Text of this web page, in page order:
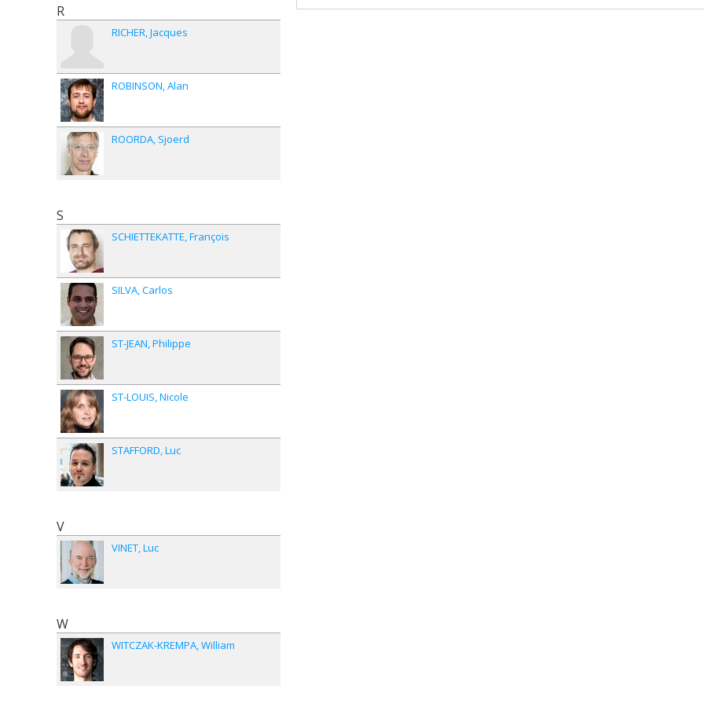
R
RICHER Jacques
ROBINSON Alan
ROORDA Sjoerd
S
SCHIETTEKATTE François
SILVA Carlos
ST-JEAN Philippe
ST-LOUIS Nicole
STAFFORD Luc
V
VINET Luc
W
WITCZAK-KREMPA William